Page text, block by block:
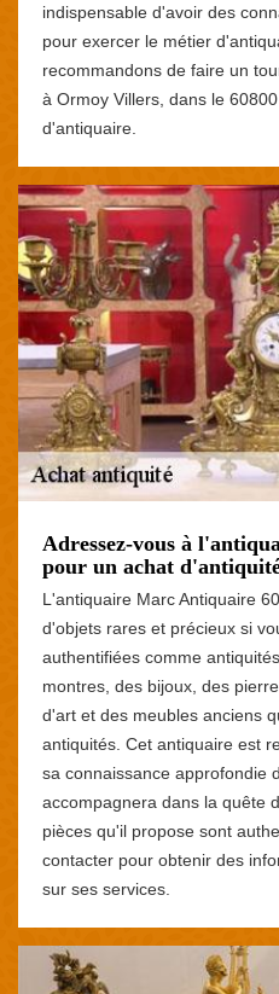
indispensable d'avoir des
pour exercer le métier
recommandons de faire un
à Ormoy Villers, dans le
d'antiquaire.
Adressez-vous à
pour un achat
L'antiquaire Marc Antiquaire
d'objets rares et précieux si
authentifiées comme
montres, des bijoux, des
d'art et des meubles anciens
antiquités. Cet antiquaire est
sa connaissance approfondie
accompagnera dans la quête
pièces qu'il propose sont
contacter pour obtenir des
sur ses services.